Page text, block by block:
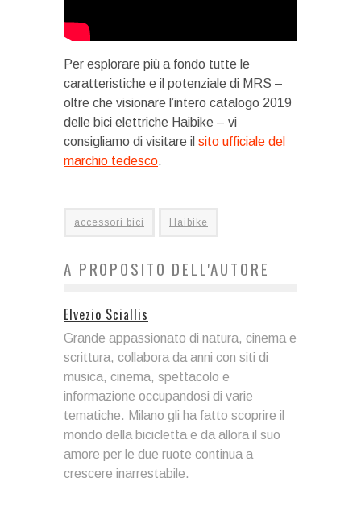
Per esplorare più a fondo tutte le
caratteristiche e il potenziale di MRS –
oltre che visionare l’intero catalogo 2019
delle bici elettriche Haibike – vi
consigliamo di visitare il sito ufficiale del
marchio tedesco.
accessori bici Haibike
A PROPOSITO DELL'AUTORE
Elvezio Sciallis
Grande appassionato di natura, cinema e
scrittura, collabora da anni con siti di
musica, cinema, spettacolo e
informazione occupandosi di varie
tematiche. Milano gli ha fatto scoprire il
mondo della bicicletta e da allora il suo
amore per le due ruote continua a
crescere inarrestabile.